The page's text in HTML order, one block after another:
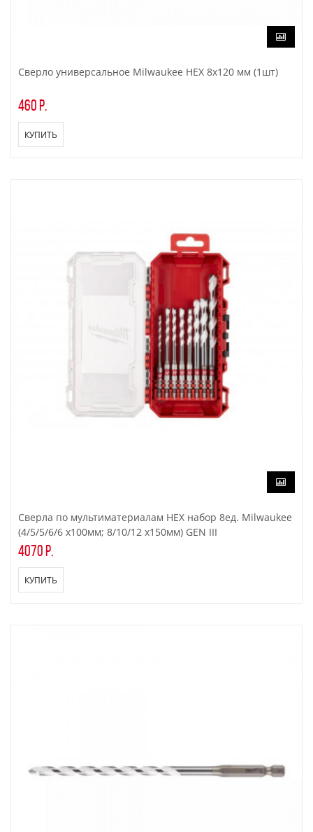
Сверло универсальное Milwaukee HEX 8x120 мм (1шт)
460 р.
КУПИТЬ
Сверла по мультиматериалам HEX набор 8ед. Milwaukee
(4/5/5/6/6 x100мм; 8/10/12 x150мм) GEN III
4070 р.
КУПИТЬ